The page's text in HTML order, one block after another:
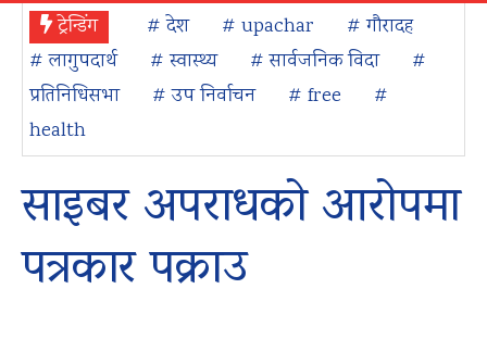
ट्रेन्डिंग # देश # upachar
# गौरादह
# लागुपदार्थ
# स्वास्थ्य # सार्वजनिक विदा
#
प्रतिनिधिसभा
# उप निर्वाचन # free
#
health
साइबर अपराधको आरोपमा
पत्रकार पक्राउ